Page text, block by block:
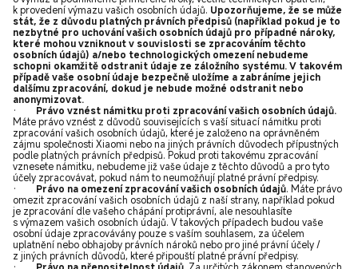
k provedení výmazu vašich osobních údajů. Upozorňujeme, že se může
stát, že z důvodu platných právních předpisů (například pokud je to
nezbytné pro uchování vašich osobních údajů pro případné nároky,
které mohou vzniknout v souvislosti se zpracováním těchto
osobních údajů) a/nebo technologických omezení nebudeme
schopni okamžitě odstranit údaje ze záložního systému. V takovém
případě vaše osobní údaje bezpečně uložíme a zabráníme jejich
dalšímu zpracování, dokud je nebude možné odstranit nebo
anonymizovat.
· Právo vznést námitku proti zpracování vašich osobních údajů.
Máte právo vznést z důvodů souvisejících s vaší situací námitku proti
zpracování vašich osobních údajů, které je založeno na oprávněném
zájmu společnosti Xiaomi nebo na jiných právních důvodech přípustných
podle platných právních předpisů. Pokud proti takovému zpracování
vznesete námitku, nebudeme již vaše údaje z těchto důvodů a pro tyto
účely zpracovávat, pokud nám to neumožňují platné právní předpisy.
· Právo na omezení zpracování vašich osobních údajů. Máte právo
omezit zpracování vašich osobních údajů z naší strany, například pokud
je zpracování dle vašeho chápání protiprávní, ale nesouhlasíte
s výmazem vašich osobních údajů. V takových případech budou vaše
osobní údaje zpracovávány pouze s vaším souhlasem, za účelem
uplatnění nebo obhajoby právních nároků nebo pro jiné právní účely /
z jiných právních důvodů, které připouští platné právní předpisy.